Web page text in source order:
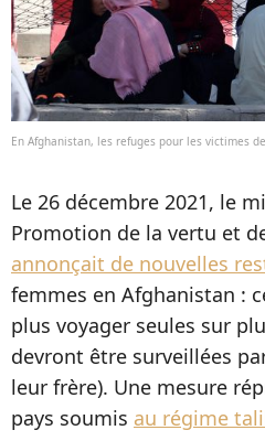
En Afghanistan, les refuges pour les victimes
Le 26 décembre 2021, le
Promotion de la vertu et
annonçait de nouvelles
femmes en Afghanistan :
plus voyager seules sur
devront être surveillées
leur frère). Une mesure
pays soumis au régime